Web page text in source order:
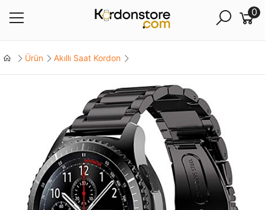
0
Ürün Akıllı Saat Kordon